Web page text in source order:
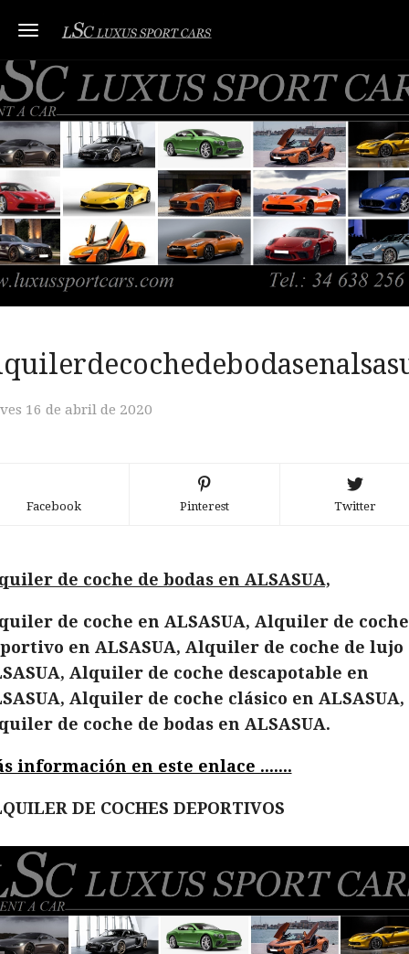
Toggle navigation
16 de abril de 2020
Facebook Pinterest Twitter
de coche de bodas en ALSASUA,
de coche en ALSASUA, Alquiler de coche
en ALSASUA, Alquiler de coche de lujo
Alquiler de coche descapotable en
Alquiler de coche clásico en ALSASUA,
de coche de bodas en ALSASUA.
información en este enlace .......
DE COCHES DEPORTIVOS